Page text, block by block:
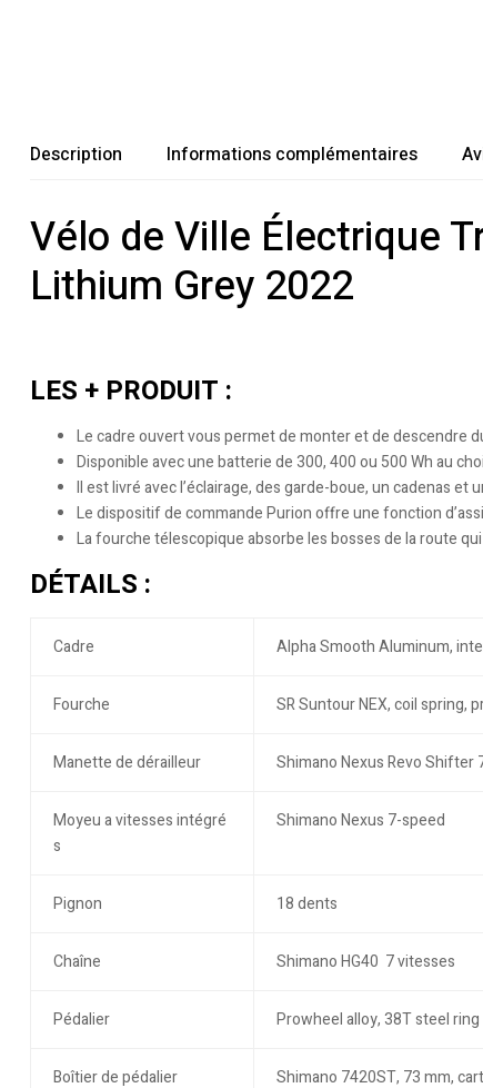
Description Informations complémentaires
Vélo de Ville Électrique
Lithium Grey 2022
LES + PRODUIT :
Le cadre ouvert vous permet de monter et de descendre
Disponible avec une batterie de 300, 400 ou 500 Wh au
Il est livré avec l’éclairage, des garde-boue, un cadenas
Le dispositif de commande Purion offre une fonction
La fourche télescopique absorbe les bosses de la route
DÉTAILS :
Cadre Alpha Smooth Aluminum,
Fourche SR Suntour NEX, coil spring,
Manette de dérailleur Shimano Nexus Revo Shifter
Moyeu a vitesses intégré
s
Shimano Nexus 7-speed
Pignon 18 dents
Chaîne Shimano HG40 7 vitesses
Pédalier Prowheel alloy, 38T steel ring
Boîtier de pédalier Shimano 7420ST, 73 mm,